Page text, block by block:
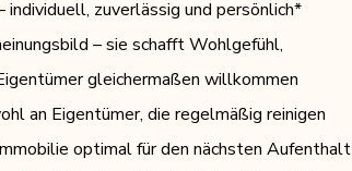
zuverlässig und persönlich*
– sie schafft Wohlgefühl,
gleichermaßen willkommen
an Eigentümer, die regelmäßig reinigen
optimal für den nächsten Aufenthalt